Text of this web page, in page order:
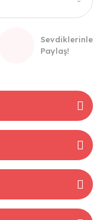
Sevdiklerinle
Paylaş!